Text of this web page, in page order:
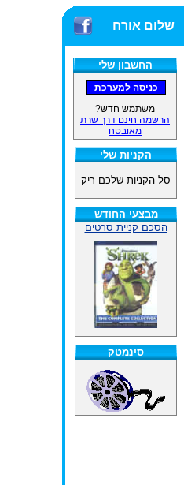
שלום אורח
החשבון שלי
משתמש חדש?
הרשמה חינם דרך שרת
מאובטח
הקניות שלי
סל הקניות שלכם ריק
מבצעי החודש
הסכם קניית סרטים
סינמטק